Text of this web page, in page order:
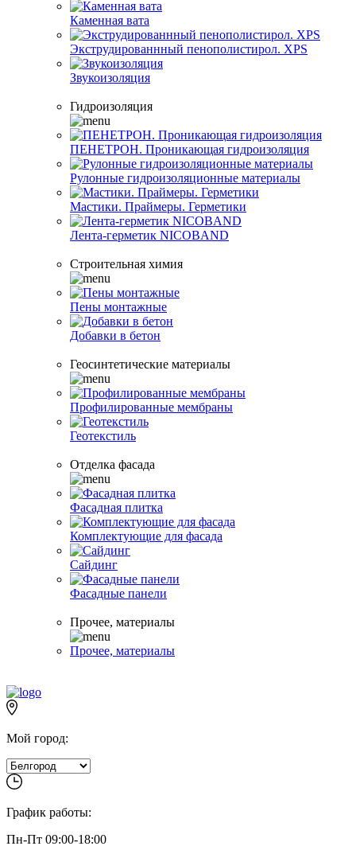
Каменная вата
Экструдированнный пенополистирол. XPS
Звукоизоляция
Гидроизоляция
ПЕНЕТРОН. Проникающая гидроизоляция
Рулонные гидроизоляционные материалы
Мастики. Праймеры. Герметики
Лента-герметик NICOBAND
Строительная химия
Пены монтажные
Добавки в бетон
Геосинтетические материалы
Профилированные мембраны
Геотекстиль
Отделка фасада
Фасадная плитка
Комплектующие для фасада
Сайдинг
Фасадные панели
Прочее, материалы
Прочее, материалы
Мой город:
График работы:
Пн-Пт 09:00-18:00